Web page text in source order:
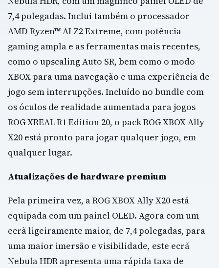
7,4 polegadas. Inclui também o processador
AMD Ryzen™ AI Z2 Extreme, com potência
gaming ampla e as ferramentas mais recentes,
como o upscaling Auto SR, bem como o modo
XBOX para uma navegação e uma experiência de
jogo sem interrupções. Incluído no bundle com
os óculos de realidade aumentada para jogos
ROG XREAL R1 Edition 20, o pack ROG XBOX Ally
X20 está pronto para jogar qualquer jogo, em
qualquer lugar.
Atualizações de hardware premium
Pela primeira vez, a ROG XBOX Ally X20 está
equipada com um painel OLED. Agora com um
ecrã ligeiramente maior, de 7,4 polegadas, para
uma maior imersão e visibilidade, este ecrã
Nebula HDR apresenta uma rápida taxa de